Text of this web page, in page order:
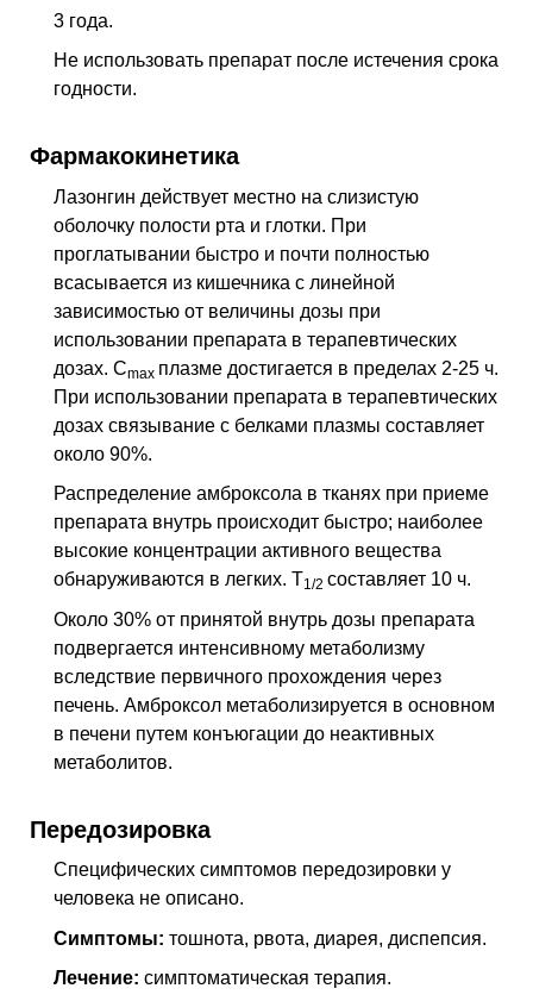
3 года.
Не использовать препарат после истечения срока
годности.
Фармакокинетика
Лазонгин действует местно на слизистую
оболочку полости рта и глотки. При
проглатывании быстро и почти полностью
всасывается из кишечника с линейной
зависимостью от величины дозы при
использовании препарата в терапевтических
дозах. Cmax плазме достигается в пределах 2-25 ч.
При использовании препарата в терапевтических
дозах связывание с белками плазмы составляет
около 90%.
Распределение амброксола в тканях при приеме
препарата внутрь происходит быстро; наиболее
высокие концентрации активного вещества
обнаруживаются в легких. T1/2 составляет 10 ч.
Около 30% от принятой внутрь дозы препарата
подвергается интенсивному метаболизму
вследствие первичного прохождения через
печень. Амброксол метаболизируется в основном
в печени путем конъюгации до неактивных
метаболитов.
Передозировка
Специфических симптомов передозировки у
человека не описано.
Симптомы: тошнота, рвота, диарея, диспепсия.
Лечение: симптоматическая терапия.